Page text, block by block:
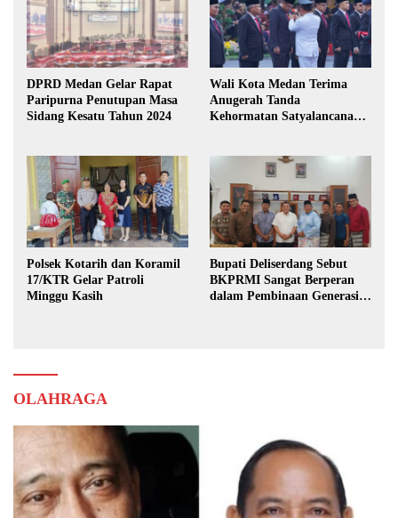
DPRD Medan Gelar Rapat
Paripurna Penutupan Masa
Sidang Kesatu Tahun 2024
Wali Kota Medan Terima
Anugerah Tanda
Kehormatan Satyalancana
Polsek Kotarih dan Koramil
17/KTR Gelar Patroli
Minggu Kasih
Bupati Deliserdang Sebut
BKPRMI Sangat Berperan
dalam Pembinaan Generasi
OLAHRAGA